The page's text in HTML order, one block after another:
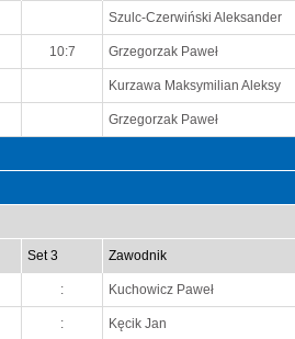
Szulc-Czerwiński Aleksander
10:7 Grzegorzak Paweł
Kurzawa Maksymilian Aleksy
Grzegorzak Paweł
Set 3 Zawodnik
: Kuchowicz Paweł
: Kęcik Jan